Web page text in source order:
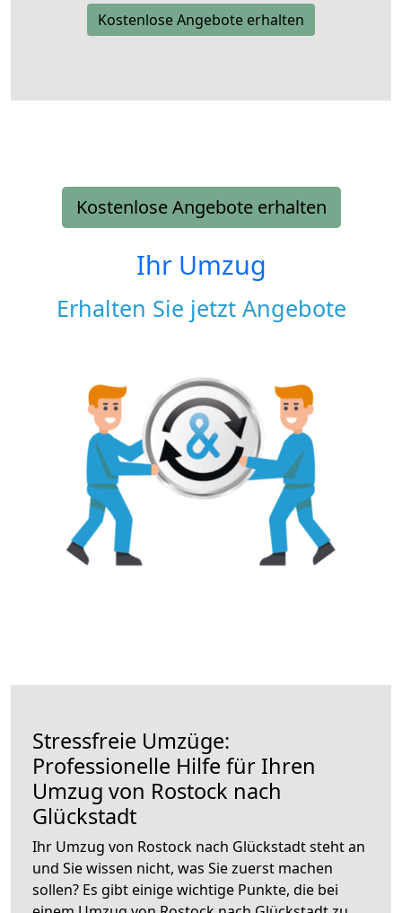
Kostenlose Angebote erhalten
Kostenlose Angebote erhalten
Ihr Umzug
Erhalten Sie jetzt Angebote
Stressfreie Umzüge:
Professionelle Hilfe für Ihren
Umzug von Rostock nach
Glückstadt
Ihr Umzug von Rostock nach Glückstadt steht an
und Sie wissen nicht, was Sie zuerst machen
sollen? Es gibt einige wichtige Punkte, die bei